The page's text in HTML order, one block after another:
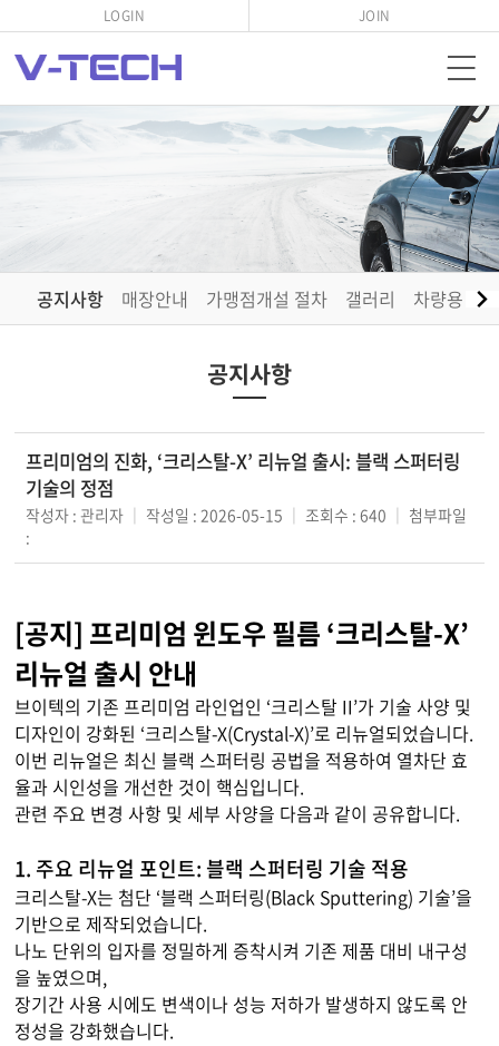
LOGIN JOIN
공지사항 매장안내 가맹점개설 절차 갤러리 차량용 소
공지사항
프리미엄의 진화, ‘크리스탈-X’ 리뉴얼 출시: 블랙 스퍼터링
기술의 정점
작성자 : 관리자 작성일 : 2026-05-15 조회수 : 640
첨부파일
:
[공지] 프리미엄 윈도우 필름 ‘크리스탈-X’
리뉴얼 출시 안내
브이텍의 기존 프리미엄 라인업인 ‘크리스탈 II’가 기술 사양 및
디자인이 강화된 ‘크리스탈-X(Crystal-X)’로 리뉴얼되었습니다.
이번 리뉴얼은 최신 블랙 스퍼터링 공법을 적용하여 열차단 효
율과 시인성을 개선한 것이 핵심입니다.
관련 주요 변경 사항 및 세부 사양을 다음과 같이 공유합니다.
1. 주요 리뉴얼 포인트: 블랙 스퍼터링 기술 적용
크리스탈-X는 첨단 ‘블랙 스퍼터링(Black Sputtering) 기술’을
기반으로 제작되었습니다.
나노 단위의 입자를 정밀하게 증착시켜 기존 제품 대비 내구성
을 높였으며,
장기간 사용 시에도 변색이나 성능 저하가 발생하지 않도록 안
정성을 강화했습니다.